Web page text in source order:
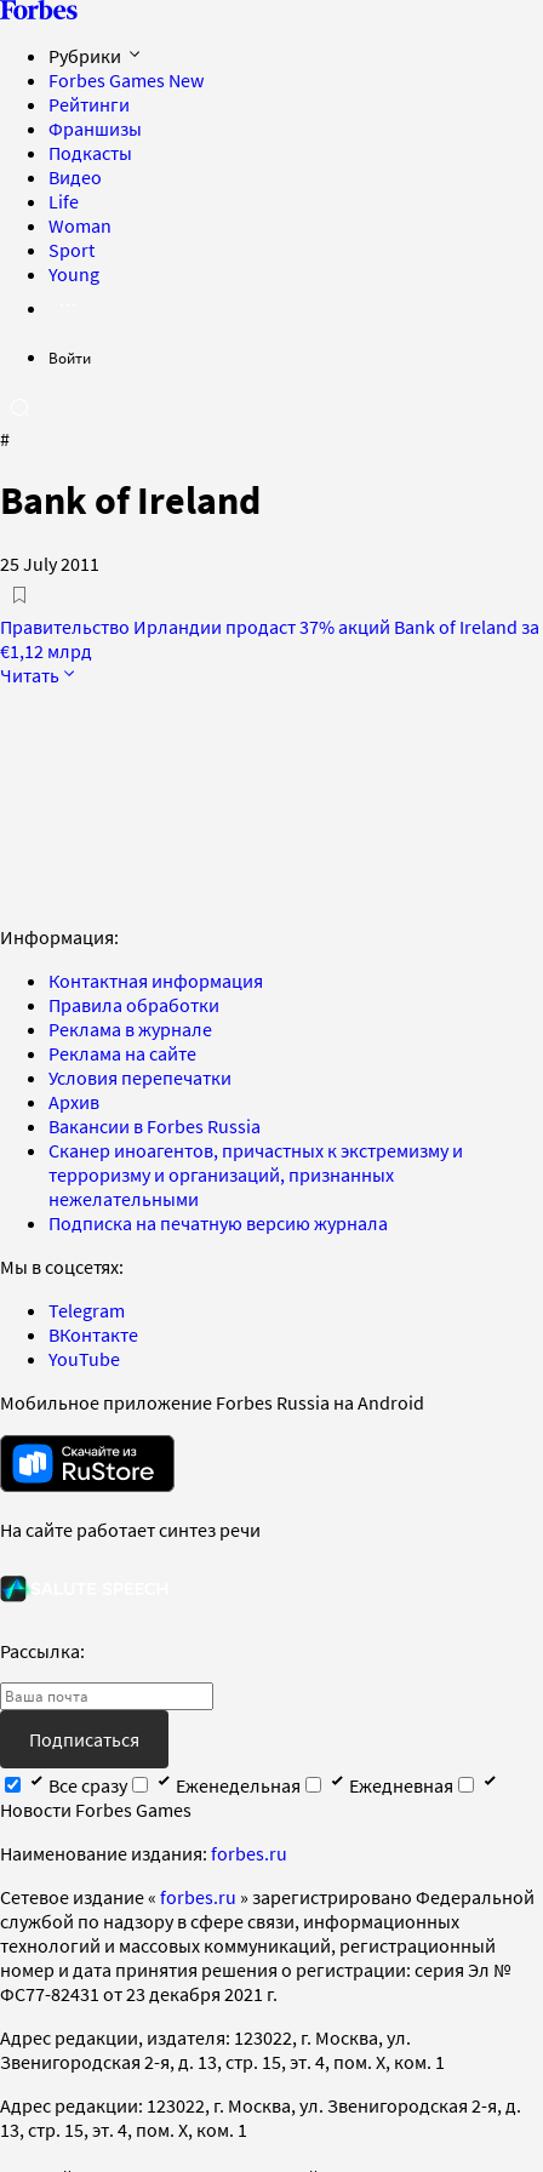
Рубрики
Forbes Games New
Рейтинги
Франшизы
Подкасты
Видео
Life
Woman
Sport
Young
Войти
#
Bank of Ireland
25 July 2011
Правительство Ирландии продаст 37% акций Bank of Ireland за
€1,12 млрд
Читать
Информация:
Контактная информация
Правила обработки
Реклама в журнале
Реклама на сайте
Условия перепечатки
Архив
Вакансии в Forbes Russia
Сканер иноагентов, причастных к экстремизму и
терроризму и организаций, признанных
нежелательными
Подписка на печатную версию журнала
Мы в соцсетях:
Telegram
ВКонтакте
YouTube
Мобильное приложение Forbes Russia на Android
На сайте работает синтез речи
Рассылка:
Подписаться
Все сразу
Еженедельная
Ежедневная
Новости Forbes Games
Наименование издания: forbes.ru
Cетевое издание « forbes.ru » зарегистрировано Федеральной
службой по надзору в сфере связи, информационных
технологий и массовых коммуникаций, регистрационный
номер и дата принятия решения о регистрации: серия Эл №
ФС77-82431 от 23 декабря 2021 г.
Адрес редакции, издателя: 123022, г. Москва, ул.
Звенигородская 2-я, д. 13, стр. 15, эт. 4, пом. X, ком. 1
Адрес редакции: 123022, г. Москва, ул. Звенигородская 2-я, д.
13, стр. 15, эт. 4, пом. X, ком. 1